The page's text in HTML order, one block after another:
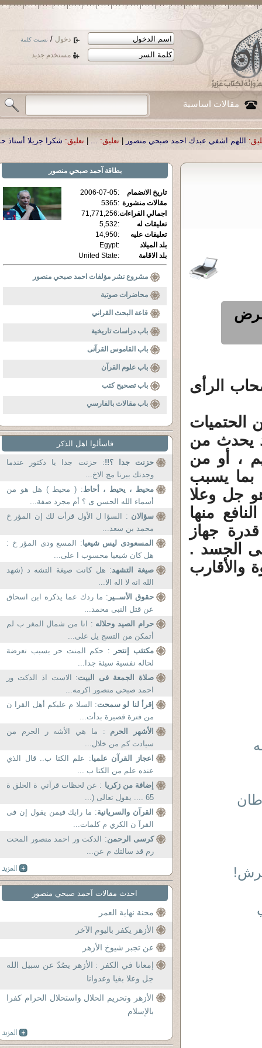
دخول / نسيت كلمة
مستخدم جديد
مقالات اساسية
صبحي منصور|تعليق: ...
|تعليق: شكرا جزيلا أستاذ حمد الحمد .أكرمكم الله .|
الرأى
الحتميات
يحدث من
، أو من
بما يسبب
جل وعلا
منها
جهاز
فى الجسد .
والأقارب
بطاقة آحمد صبحي منصور
تاريخ الانضمام :
2006-07-05
مقالات منشورة :
5365
اجمالي القراءات:
71,771,256
تعليقات له
:
5,532
تعليقات عليه
:
14,950
بلد الميلاد
:
Egypt
بلد الاقامة
:
United State
مشروع نشر مؤلفات احمد صبحي منصور
محاضرات صوتية
قاعة البحث القراني
باب دراسات تاريخية
باب القاموس القرآنى
باب علوم القرآن
باب تصحيح كتب
باب مقالات بالفارسي
فاسألوا اهل الذكر
حزنت جدا ؟!!: حزنت جدا يا دكتور عندما
وجدتك ببرنا مج الاخ...
محيط ، يحيط ، أحاط: ( محيط ) هل هو من
أسماء الله الحسن ى ؟ أم مجرد صفة...
سؤالان : السؤا ل الأول قرأت لك إن المؤر خ
محمد بن سعد...
المسعودى ليس شيعيا: المسع ودى المؤر خ :
هل كان شيعيا محسوب ا على...
صيغة التشهد: هل كانت صيغة التشه د (شهد
الله انه لا اله الا...
حقوق الأســير : ما ردك عما يذكره ابن اسحاق
عن قتل النبى محمد...
حرام الصيد وحلاله : انا من شمال المغر ب لم
أتمكن من التسج يل على...
مكتئب إنتحر : حكم المنت حر بسبب تعرضة
لحاله نفسية سيئة جدا...
صلاة الجمعة فى البيت: الاست اذ الدكت ور
احمد صبحي منصور اكرمه...
إقرأ لنا لو سمحت: السلا م عليكم أهل القرا ن
من فترة قصيرة بدأت...
الأشهر الحرم : ما هي الأشه ر الحرم من
سيادت كم من خلال...
اعجاز القرآن علميا: علم الكتا ب.. قال الذي
عنده علم من الكتا ب ...
إضافة من زكريا : عن لحظات قرآني ة الحلق ة
65 .... يقول تعالى (...
القرآن والسريانية: ما رايك فيمن يقول إن فى
القرآ ن الكري م كلمات...
كرسى الرحمن: الدكت ور احمد منصور المحت
رم قد سالتك م عن...
احدث مقالات آحمد صبحي منصور
محنة نهاية العمر
الأزهر يكفر باليوم الآخر
عن تجبر شيوخ الأزهر
إمعانا في الكفر : الأزهر يصُدّ عن سبيل الله
جل وعلا بغيا وعدوانا
الأزهر وتحريم الحلال واستحلال الحرام كفرا
بالإسلام